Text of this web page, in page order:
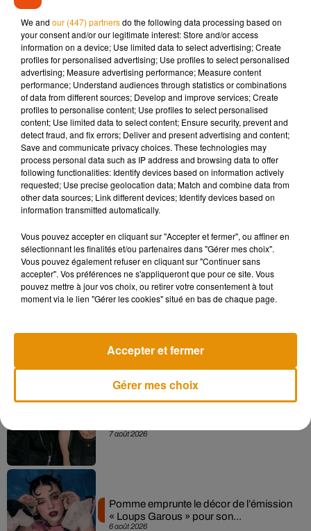
Bienvenue chez les Huang
Fresh Off The Boat - La première bande-annonce
Musique
Sensation » avec Kylie Minogue
7 août 2026
6 août 2026
Pomme emprunte le décor de l’émission
« Loups Garous » pour son...
We and our (447) partnersdo the following data processing based on
your consent and/or our legitimate interest: Store and/or access
information on a device; Use limited data to select advertising; Create
profiles for personalised advertising; Use profiles to select personalised
advertising; Measure advertising performance; Measure content
performance; Understand audiences through statistics or combinations
of data from different sources; Develop and improve services; Create
profiles to personalise content; Use profiles to select personalised
content; Use limited data to select content; Ensure security, prevent and
detect fraud, and fix errors; Deliver and present advertising and content;
Save and communicate privacy choices. These technologies may
process personal data such as IP address and browsing data to offer
following functionalities: Identify devices based on information actively
requested; Use precise geolocation data; Match and combine data from
other data sources; Link different devices; Identify devices based on
information transmitted automatically.
Vous pouvez accepter en cliquant sur "Accepter et fermer", ou affiner en
sélectionnant les finalités et/ou partenaires dans "Gérer mes choix".
Vous pouvez également refuser en cliquant sur "Continuer sans
accepter". Vos préférences ne s'appliqueront que pour ce site. Vous
pouvez mettre à jour vos choix, ou retirer votre consentement à tout
moment via le lien "Gérer les cookies" situé en bas de chaque page.
Gérer mes choix
Accepter et fermer